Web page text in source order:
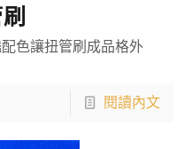
色讓扭管刷成品格外
閱讀內文